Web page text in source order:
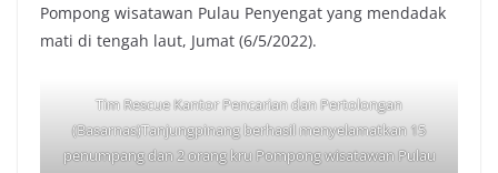
Pompong wisatawan Pulau Penyengat yang mendadak
mati di tengah laut, Jumat (6/5/2022).
Tim Rescue Kantor Pencarian dan Pertolongan
(Basarnas)Tanjungpinang berhasil menyelamatkan 15
penumpang dan 2 orang kru Pompong wisatawan Pulau